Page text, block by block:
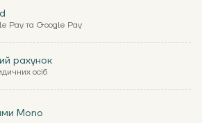
Pay та Google Pay
рахунок
осіб
Mono